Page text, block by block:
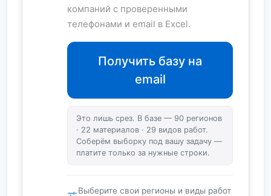
компаний с проверенными
телефонами и email в Excel.
Получить базу на
email
Это лишь срез. В базе — 90 регионов
· 22 материалов · 29 видов работ.
Соберём выборку под вашу задачу —
платите только за нужные строки.
Выберите свои регионы и виды работ